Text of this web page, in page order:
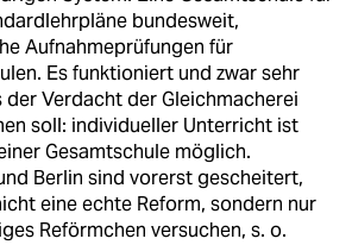
bundesweit,
Aufnahmeprüfungen für
Es funktioniert und zwar sehr
der Verdacht der Gleichmacherei
soll: individueller Unterricht ist
Gesamtschule möglich.
Berlin sind vorerst gescheitert,
eine echte Reform, sondern nur
Reförmchen versuchen, s. o.